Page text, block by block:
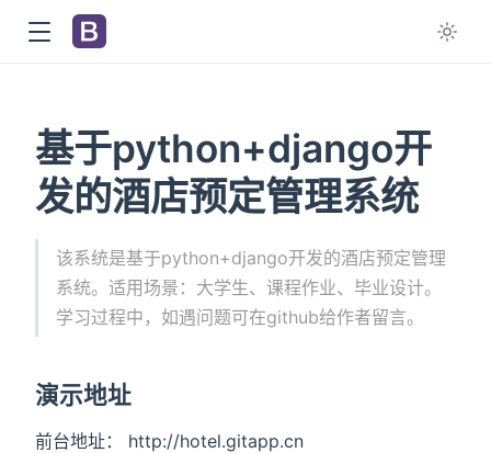
基于python+django开
发的酒店预定管理系统
该系统是基于python+django开发的酒店预定管理
系统。适用场景：大学生、课程作业、毕业设计。
学习过程中，如遇问题可在github给作者留言。
演示地址
前台地址： http://hotel.gitapp.cn